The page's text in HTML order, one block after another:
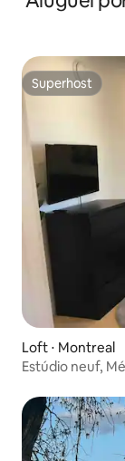
Superhost
Superhost
Loft ⋅ Montreal
Estúdio neuf,